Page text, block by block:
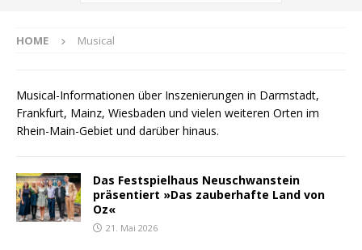
HOME Musical
Musical-Informationen über Inszenierungen in Darmstadt,
Frankfurt, Mainz, Wiesbaden und vielen weiteren Orten im
Rhein-Main-Gebiet und darüber hinaus.
Das Festspielhaus Neuschwanstein
präsentiert »Das zauberhafte Land von
Oz«
21. Mai 2026